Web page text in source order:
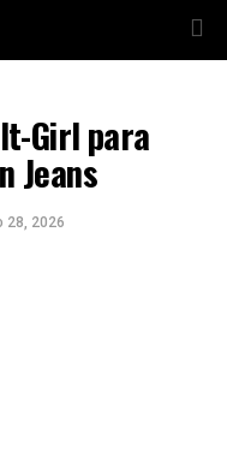
Girl para
Jeans
28, 2026